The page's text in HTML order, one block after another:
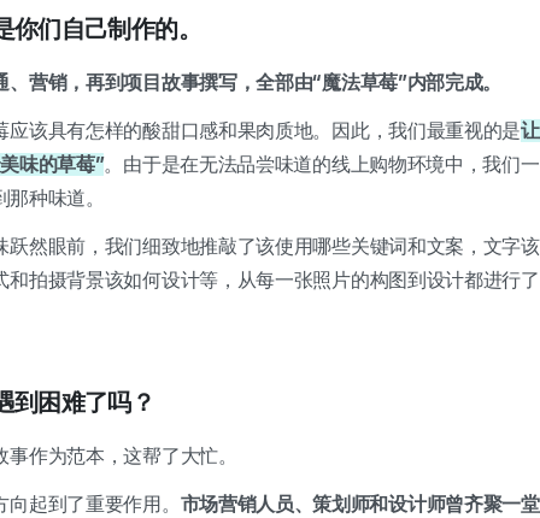
你们自己制作的。
营销，再到项目故事撰写，全部由“魔法草莓”内部完成。
应该具有怎样的酸甜口感和果肉质地。因此，我们最重视的是让
味的草莓”。由于是在无法品尝味道的线上购物环境中，我们
种味道。
跃然眼前，我们细致地推敲了该使用哪些关键词和文案，文字
和拍摄背景该如何设计等，从每一张照片的构图到设计都进行
到困难了吗？
作为范本，这帮了大忙。
起到了重要作用。 市场营销人员、策划师和设计师曾齐聚一